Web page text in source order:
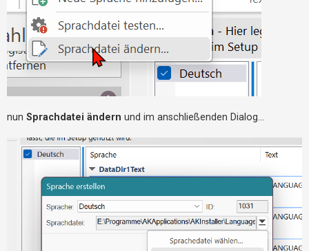
i
v
e
T
h
e
e
n
nun Sprachdatei ändern und im anschließenden Dialog...